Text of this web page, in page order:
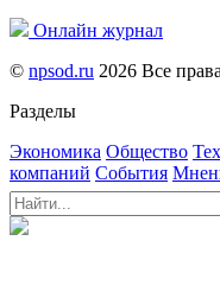
Онлайн журнал
© npsod.ru 2026 Все
Разделы
Экономика Общество
компаний События